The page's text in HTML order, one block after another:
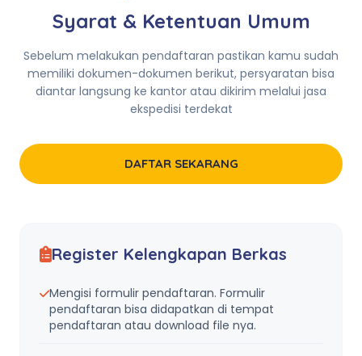
Syarat & Ketentuan Umum
Sebelum melakukan pendaftaran pastikan kamu sudah
memiliki dokumen-dokumen berikut, persyaratan bisa
diantar langsung ke kantor atau dikirim melalui jasa
ekspedisi terdekat
DAFTAR SEKARANG
Register Kelengkapan Berkas
Mengisi formulir pendaftaran. Formulir
pendaftaran bisa didapatkan di tempat
pendaftaran atau download file nya.